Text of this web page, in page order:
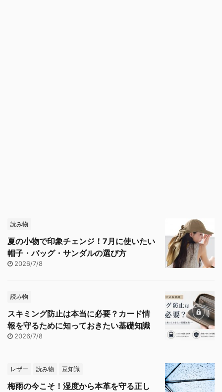
読み物
夏の小物で印象チェンジ！7月に使いたい
帽子・バッグ・サンダルの選び方
2026/7/8
読み物
スキミング防止は本当に必要？カード情
報を守るために知っておきたい基礎知識
2026/7/8
レザー 読み物 豆知識
梅雨の今こそ！湿度から本革を守る正し